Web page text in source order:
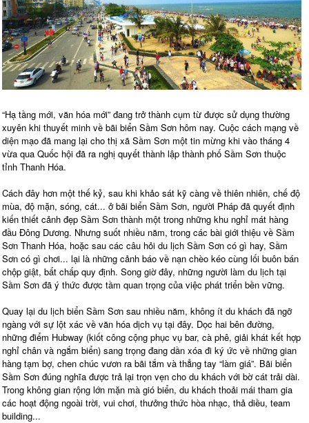
“Hạ tầng mới, văn hóa mới” đang trở thành cụm từ được sử dụng thường
xuyên khi thuyết minh về bãi biển Sầm Sơn hôm nay. Cuộc cách mạng về
diện mạo đã mang lại cho thị xã Sầm Sơn một tin mừng khi vào tháng 4
vừa qua Quốc hội đã ra nghị quyết thành lập thành phố Sầm Sơn thuộc
tỉnh Thanh Hóa.
Cách đây hơn một thế kỷ, sau khi khảo sát kỹ càng về thiên nhiên, chế độ
mùa, độ mặn, sóng, cát... ở bãi biển Sầm Sơn, người Pháp đã quyết định
kiến thiết cảnh đẹp Sầm Sơn thành một trong những khu nghỉ mát hàng
đầu Đông Dương. Nhưng suốt nhiều năm, trong các bài giới thiệu về Sầm
Sơn Thanh Hóa, hoặc sau các câu hỏi du lịch Sầm Sơn có gì hay, Sầm
Sơn có gì chơi... lại là những cảnh báo về nạn chèo kéo cùng lối buôn bán
chộp giật, bất chấp quy định. Song giờ đây, những người làm du lịch tại
Sầm Sơn đã ý thức được tầm quan trọng của việc phát triển bền vững.
Quay lại du lịch biển Sầm Sơn sau nhiều năm, không ít du khách đã ngỡ
ngàng với sự lột xác về văn hóa dịch vụ tại đây. Dọc hai bên đường,
những điểm Hubway (kiốt công cộng phục vụ bar, cà phê, giải khát kết hợp
nghỉ chân và ngắm biển) sang trọng đang dần xóa đi ký ức về những gian
hàng tạm bợ, chen chúc vươn ra bãi tắm và thẳng tay “làm giá”. Bãi biển
Sầm Sơn đúng nghĩa được trả lại trọn vẹn cho du khách với bờ cát trải dài.
Trong không gian rộng lớn mặn mà gió biển, du khách thoải mái tham gia
các hoạt động ngoài trời, vui chơi, thưởng thức hòa nhạc, thả diều, team
building...